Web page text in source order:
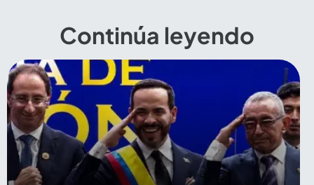
Continúa leyendo